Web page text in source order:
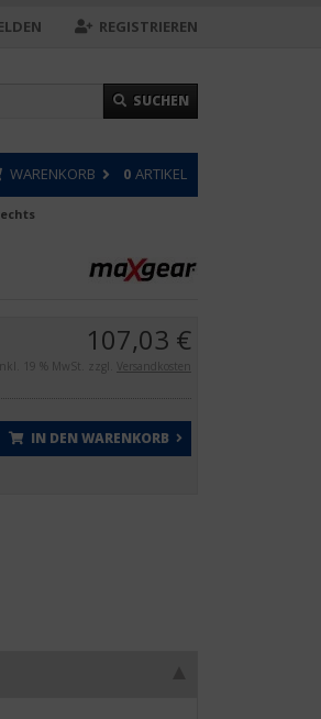
REGISTRIEREN
SUCHEN
WARENKORB 0 ARTIKEL
107,03 €
inkl. 19 % MwSt. zzgl. Versandkosten
IN DEN WARENKORB